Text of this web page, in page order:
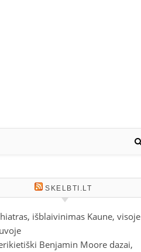
SKELBTI.LT
išblaivinimas Kaune, visoje
Benjamin Moore dazai,